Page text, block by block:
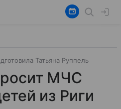
Татьяна Руппель
МЧС
из Риги